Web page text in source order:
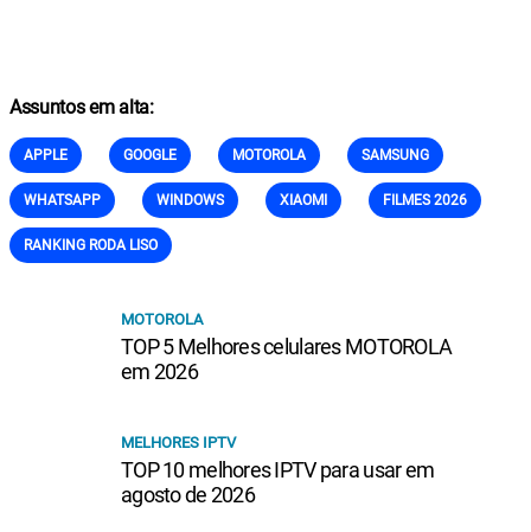
Assuntos em alta:
APPLE GOOGLE MOTOROLA SAMSUNG
WHATSAPP WINDOWS XIAOMI FILMES 2026
RANKING RODA LISO
MOTOROLA
TOP 5 Melhores celulares MOTOROLA
em 2026
MELHORES IPTV
TOP 10 melhores IPTV para usar em
agosto de 2026